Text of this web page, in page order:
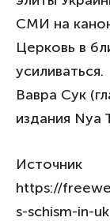
СМИ на
Церковь в
усиливаться.
Вавра Сук
издания Nya
Источник
https://
s-schism-in-